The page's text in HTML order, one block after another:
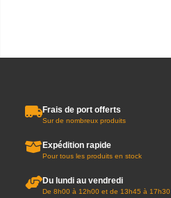
Frais de port offerts
Sur de nombreux produits
Expédition rapide
Pour tous les produits en stock
Du lundi au vendredi
De 8h00 à 12h00 et de 13h45 à 17h30